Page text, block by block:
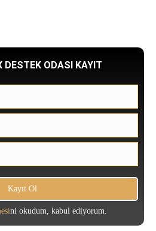
DESTEK ODASI KAYIT
ni okudum, kabul ediyorum.